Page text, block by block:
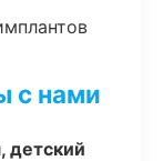
с нами
детский